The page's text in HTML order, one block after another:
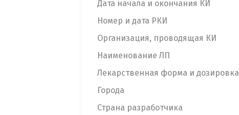
Дата начала и окончания КИ
Номер и дата РКИ
Организация, проводящая КИ
Наименование ЛП
Лекарственная форма и дозировка
Города
Страна разработчика